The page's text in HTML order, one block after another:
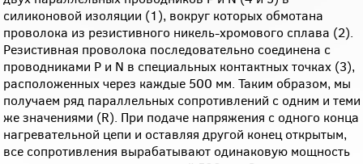
силиконовой изоляции (1), вокруг которых обмотана
проволока из резистивного никель-хромового сплава (2).
Резистивная проволока последовательно соединена с
проводниками P и N в специальных контактных точках (3),
расположенных через каждые 500 мм. Таким образом, мы
получаем ряд параллельных сопротивлений с одним и теми
же значениями (R). При подаче напряжения с одного конца
нагревательной цепи и оставляя другой конец открытым,
все сопротивления вырабатывают одинаковую мощность